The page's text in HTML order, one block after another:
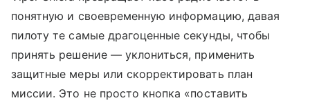
понятную и своевременную информацию, давая
пилоту те самые драгоценные секунды, чтобы
принять решение — уклониться, применить
защитные меры или скорректировать план
миссии. Это не просто кнопка «поставить